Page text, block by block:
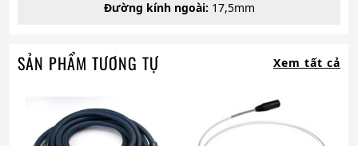
Đường kính ngoài: 17,5mm
SẢN PHẨM TƯƠNG TỰ Xem tất cả